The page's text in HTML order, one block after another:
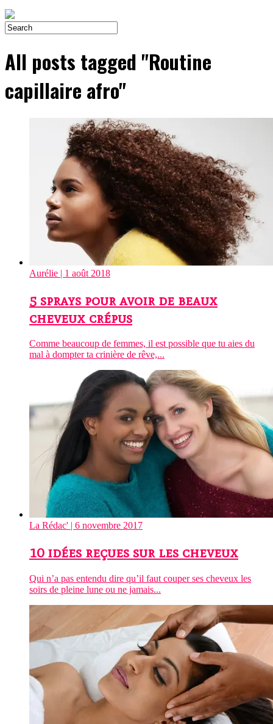
All posts tagged "Routine
capillaire afro"
Aurélie | 1 août 2018
5 sprays pour avoir de beaux
cheveux crépus
Comme beaucoup de femmes, il est possible que tu aies du
mal à dompter ta crinière de rêve,...
La Rédac' | 6 novembre 2017
10 idées reçues sur les cheveux
Qui n’a pas entendu dire qu’il faut couper ses cheveux les
soirs de pleine lune ou ne jamais...